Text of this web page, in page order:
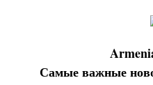
Самые важные